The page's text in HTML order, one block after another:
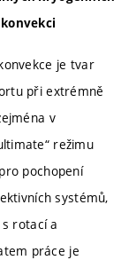
je tvar
při extrémně
v
režimu
pochopení
systémů,
rotací a
práce je